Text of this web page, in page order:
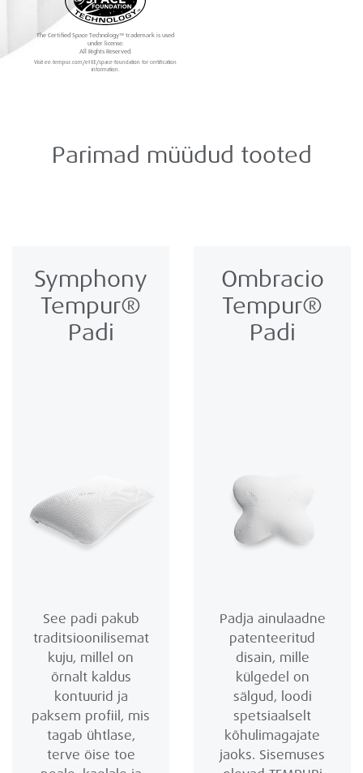
The Certified Space Technology™ trademark is used
under license.
All Rights Reserved.
Visit ee.tempur.com/et-EE/space-foundation for certification
information.
Parimad müüdud tooted
Symphony
Tempur®
Padi
See padi pakub
traditsioonilisemat
kuju, millel on
õrnalt kaldus
kontuurid ja
paksem profiil, mis
tagab ühtlase,
terve öise toe
Ombracio
Tempur®
Padi
Padja ainulaadne
patenteeritud
disain, mille
külgedel on
sälgud, loodi
spetsiaalselt
kõhulimagajate
jaoks. Sisemuses